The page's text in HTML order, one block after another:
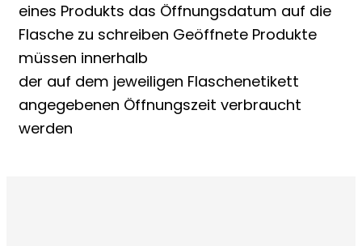
eines Produkts das Öffnungsdatum auf die
Flasche zu schreiben Geöffnete Produkte
müssen innerhalb
der auf dem jeweiligen Flaschenetikett
angegebenen Öffnungszeit verbraucht
werden